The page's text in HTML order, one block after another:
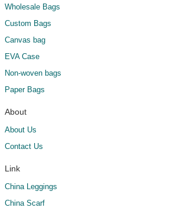
Wholesale Bags
Custom Bags
Canvas bag
EVA Case
Non-woven bags
Paper Bags
About
About Us
Contact Us
Link
China Leggings
China Scarf